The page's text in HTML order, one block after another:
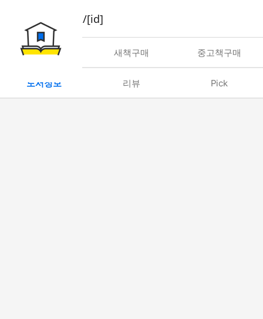
book/rent/[id]
대여 새책구매 중고책구매
도서정보 리뷰 Pick